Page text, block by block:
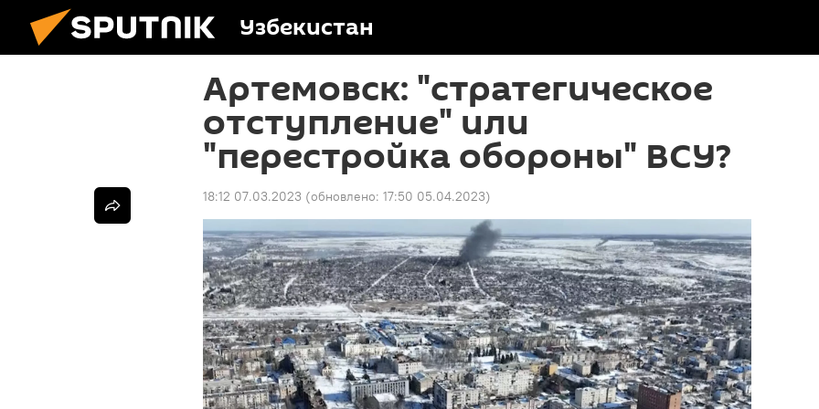
Узбекистан
Артемовск: "стратегическое
отступление" или
"перестройка обороны" ВСУ?
18:12 07.03.2023 (обновлено: 17:50 05.04.2023)